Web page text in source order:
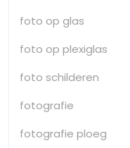
foto op glas
foto op plexiglas
foto schilderen
fotografie
fotografie ploeg